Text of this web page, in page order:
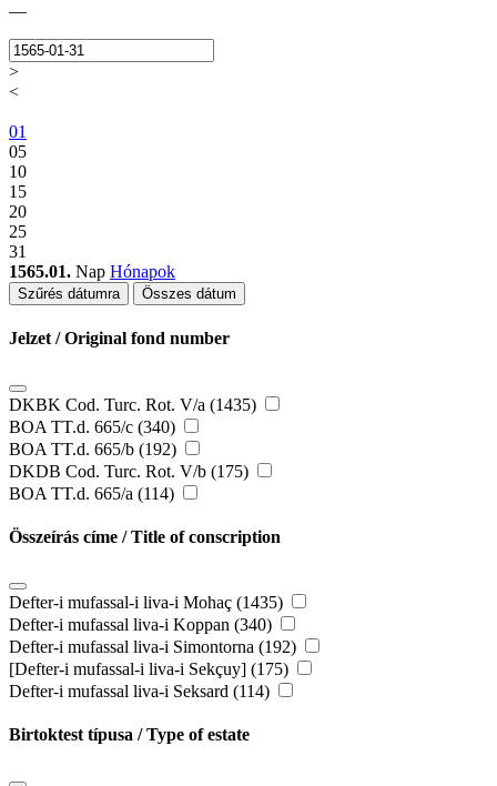
—
>
<
01
05
10
15
20
25
31
1565.01. Nap Hónapok
Szűrés dátumra Összes dátum
Jelzet / Original fond number
DKBK Cod. Turc. Rot. V/a (1435)
BOA TT.d. 665/c (340)
BOA TT.d. 665/b (192)
DKDB Cod. Turc. Rot. V/b (175)
BOA TT.d. 665/a (114)
Összeírás címe / Title of conscription
Defter-i mufassal-i liva-i Mohaç (1435)
Defter-i mufassal liva-i Koppan (340)
Defter-i mufassal liva-i Simontorna (192)
[Defter-i mufassal-i liva-i Sekçuy] (175)
Defter-i mufassal liva-i Seksard (114)
Birtoktest típusa / Type of estate